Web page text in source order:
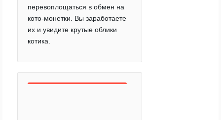
перевоплощаться в обмен на
кото-монетки. Вы заработаете
их и увидите крутые облики
котика.